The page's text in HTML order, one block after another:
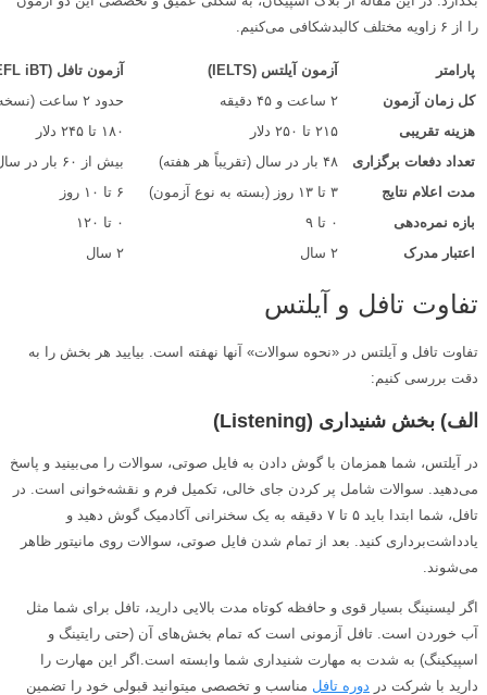
را از ۶ زاویه مختلف کالبدشکافی می‌کنیم.
پارامتر آزمون آیلتس (IELTS) آزمون تافل (iBT)
کل زمان آزمون
۲ ساعت و ۴۵ دقیقه
حدود ۲ ساعت (نسخه جدید)
هزینه تقریبی
۲۱۵ تا ۲۵۰ دلار
۱۸۰ تا ۲۴۵ دلار
تعداد دفعات برگزاری
۴۸ بار در سال (تقریباً هر هفته)
بیش از ۶۰ بار در سال
مدت اعلام نتایج
۳ تا ۱۳ روز (بسته به نوع آزمون)
۶ تا ۱۰ روز
بازه نمره‌دهی
۰ تا ۹
۰ تا ۱۲۰
اعتبار مدرک
۲ سال ۲ سال
تفاوت تافل و آیلتس
تفاوت تافل و آیلتس در «نحوه سوالات» آنها نهفته است. بیایید هر بخش را به
دقت بررسی کنیم:
الف) بخش شنیداری (Listening
)
در آیلتس، شما همزمان با گوش دادن به فایل صوتی، سوالات را می‌بینید و پاسخ
می‌دهید. سوالات شامل پر کردن جای خالی، تکمیل فرم و نقشه‌خوانی است. در
تافل، شما ابتدا باید ۵ تا ۷ دقیقه به یک سخنرانی آکادمیک گوش دهید و
یادداشت‌برداری کنید. بعد از تمام شدن فایل صوتی، سوالات روی مانیتور ظاهر
می‌شوند.
اگر لیسنینگ بسیار قوی و حافظه کوتاه مدت بالایی دارید، تافل برای شما مثل
آب خوردن است. تافل آزمونی است که تمام بخش‌های آن (حتی رایتینگ و
اسپیکینگ) به شدت به مهارت شنیداری شما وابسته است.اگر این مهارت را
دارید با شرکت در دوره تافل مناسب و تخصصی میتوانید قبولی خود را تضمین